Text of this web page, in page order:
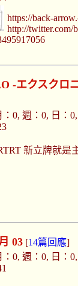
https://back-
http://twitter.com/
-エクスクロ
0, 週：0, 日：
新立牌就是
03[14篇回應]
0, 週：0, 日：